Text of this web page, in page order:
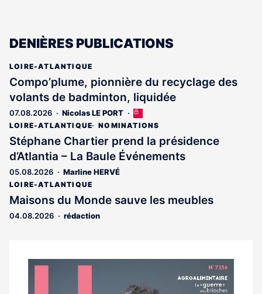
DENIÈRES PUBLICATIONS
LOIRE-ATLANTIQUE
Compo’plume, pionnière du recyclage des
volants de badminton, liquidée
07.08.2026 Nicolas LE PORT
Cet
article
est
réservé
aux
LOIRE-ATLANTIQUE NOMINATIONS
Stéphane Chartier prend la présidence
d’Atlantia – La Baule Événements
05.08.2026 Marline HERVÉ
LOIRE-ATLANTIQUE
Maisons du Monde sauve les meubles
04.08.2026 rédaction
Notre